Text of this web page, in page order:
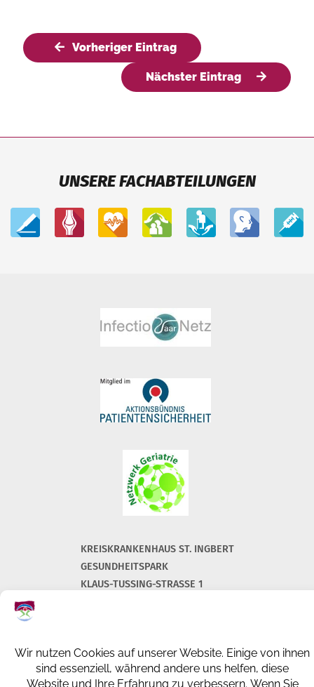
Vorheriger Eintrag
Nächster Eintrag
UNSERE FACHABTEILUNGEN
KREISKRANKENHAUS ST. INGBERT
GESUNDHEITSPARK
KLAUS-TUSSING-STRASSE 1
info@kkh-geriatrie-igb.de